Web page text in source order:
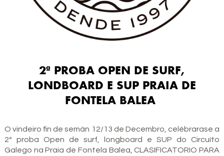
2ª PROBA OPEN DE SURF,
LONDBOARD E SUP PRAIA DE
FONTELA BALEA
O vindeiro fin de semán 12/13 de Decembro, celébrarase a
2º proba Open de surf, longboard e SUP do Circuíto
Galego na Praia de Fontela Balea, CLASIFICATORIO PARA